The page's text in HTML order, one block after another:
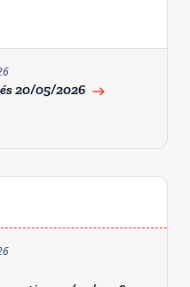
20/05/2026 east